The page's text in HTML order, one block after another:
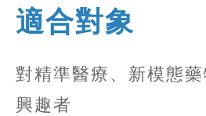
適合對象
對精準醫療、新模態
興趣者